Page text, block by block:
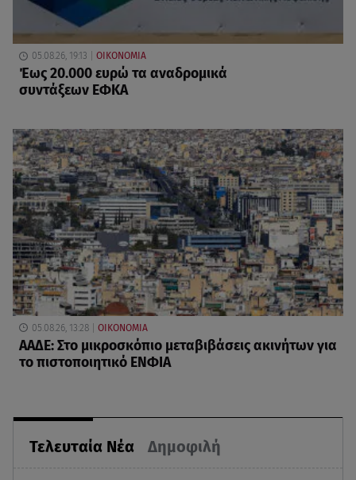
Τελευταία Νέα Δημοφιλή
05.08.26, 19:13 ΟΙΚΟΝΟΜΙΑ
Έως 20.000 ευρώ τα αναδρομικά
συντάξεων ΕΦΚΑ
05.08.26, 13:28 ΟΙΚΟΝΟΜΙΑ
ΑΑΔΕ: Στο μικροσκόπιο μεταβιβάσεις ακινήτων για
το πιστοποιητικό ΕΝΦΙΑ